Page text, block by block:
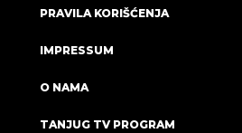
PRAVILA KORIŠĆENJA
IMPRESSUM
O NAMA
TANJUG TV PROGRAM